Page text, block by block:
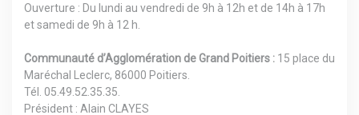
Ouverture : Du lundi au vendredi de 9h à 12h et de 14h à 17h
et samedi de 9h à 12 h.
Communauté d’Agglomération de Grand Poitiers : 15 place du
Maréchal Leclerc, 86000 Poitiers.
Tél. 05.49.52.35.35.
Président : Alain CLAYES